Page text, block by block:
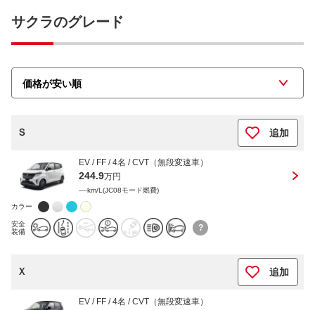
サクラのグレード
Ｓ 追加
EV / FF / 4名 / CVT（無段変速車）
244.9万円
----km/L(JC08モード燃費)
カラー
安全
装備
?
Ｘ 追加
EV / FF / 4名 / CVT（無段変速車）